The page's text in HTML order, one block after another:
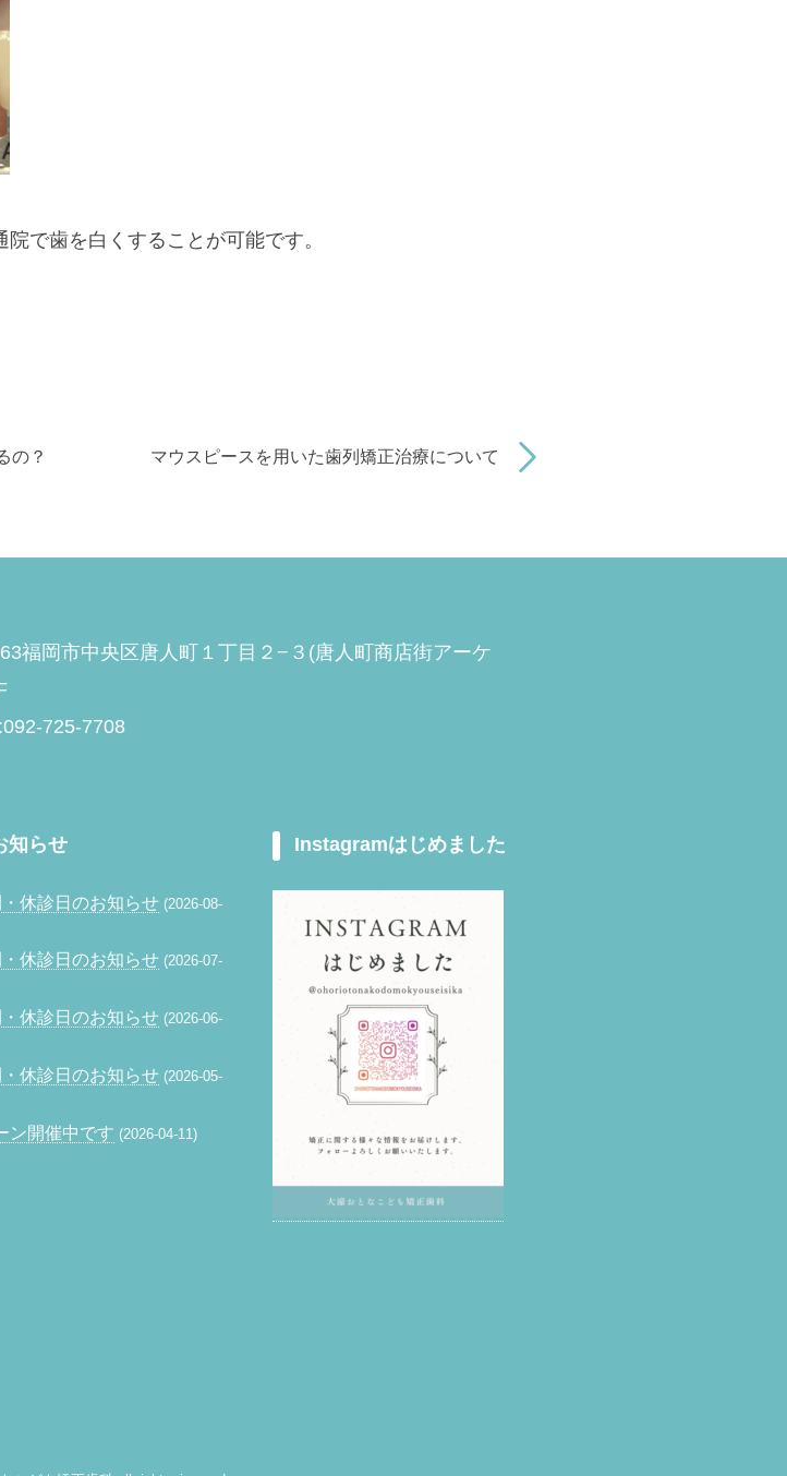
で歯を白くすることが可能です。
の？ マウスピースを用いた歯列矯正治療について
福岡市中央区唐人町１丁目２−３(唐人町商店街アーケ
725-7708
知らせ
休診日のお知らせ 2026-08-
休診日のお知らせ 2026-07-
休診日のお知らせ 2026-06-
休診日のお知らせ 2026-05-
ン開催中です 2026-04-11
Instagramはじめました